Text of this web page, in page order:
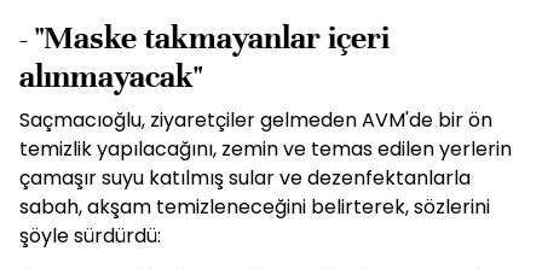
- "Maske takmayanlar içeri
alınmayacak"
Saçmacıoğlu, ziyaretçiler gelmeden AVM'de bir ön
temizlik yapılacağını, zemin ve temas edilen yerlerin
çamaşır suyu katılmış sular ve dezenfektanlarla
sabah, akşam temizleneceğini belirterek, sözlerini
şöyle sürdürdü: